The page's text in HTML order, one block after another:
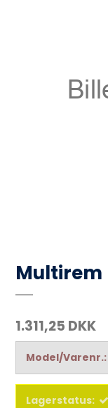
Multirem
1.311,25 DKK
Model/Varenr.:
Lagerstatus: